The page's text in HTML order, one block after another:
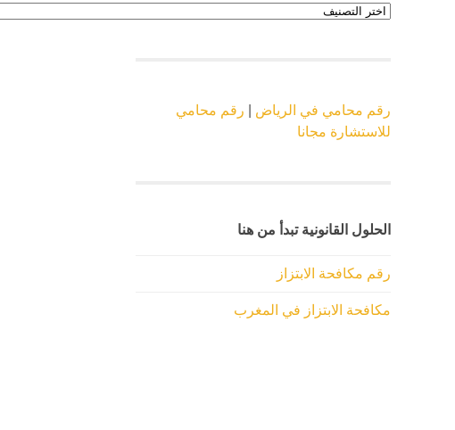
اقسام
الموقع
رقم محامي في الرياض
رقم محامي
للاستشارة مجانا
الحلول القانونية تبدأ من هنا
رقم مكافحة الابتزاز
مكافحة الابتزاز في المغرب